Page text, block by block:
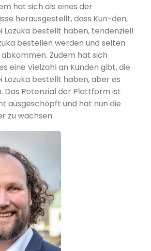
hat sich als eines der
herausgestellt, dass Kun-den,
Lozuka bestellt haben, tendenziell
bestellen werden und selten
Zudem hat sich
eine Vielzahl an Kunden gibt, die
Lozuka bestellt haben, aber es
Das Potenzial der Plattform ist
ausgeschöpft und hat nun die
zu wachsen.